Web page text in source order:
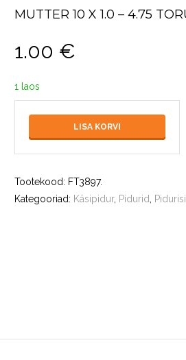
MUTTER 10 X 1.0 – 4.75
1.00 €
1 laos
LISA KORVI
Tootekood: FT3897.
Kategooriad: Käsipidur, Pidurid